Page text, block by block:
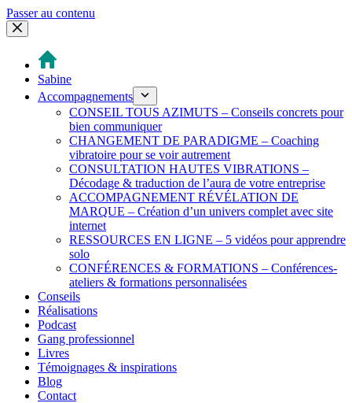
Passer au contenu
Sabine
Accompagnements
CONSEIL TOUS AZIMUTS – Conseils concrets pour
bien communiquer
CHANGEMENT DE PARADIGME – Coaching
vibratoire pour se voir autrement
CONSULTATION HAUTES VIBRATIONS –
Décodage & traduction de l’aura de votre entreprise
ACCOMPAGNEMENT RÉVÉLATION DE
MARQUE – Création d’un univers complet avec site
internet
RESSOURCES EN LIGNE – 5 vidéos pour apprendre
solo
CONFÉRENCES & FORMATIONS – Conférences-
ateliers & formations personnalisées
Conseils
Réalisations
Podcast
Gang professionnel
Livres
Témoignages & inspirations
Blog
Contact